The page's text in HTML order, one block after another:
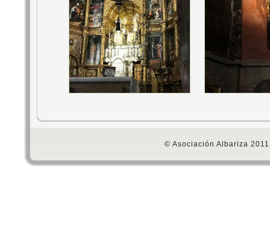
© Asociación Albariza